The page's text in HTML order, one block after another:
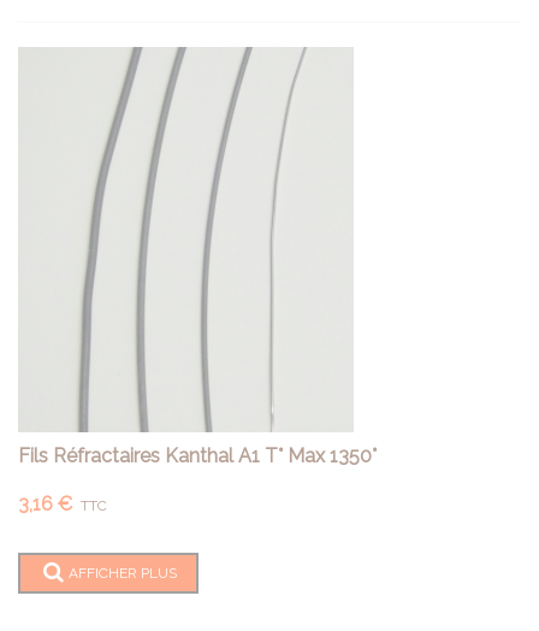
Fils Réfractaires Kanthal A1 T° Max 1350°
3,16 € TTC
AFFICHER PLUS